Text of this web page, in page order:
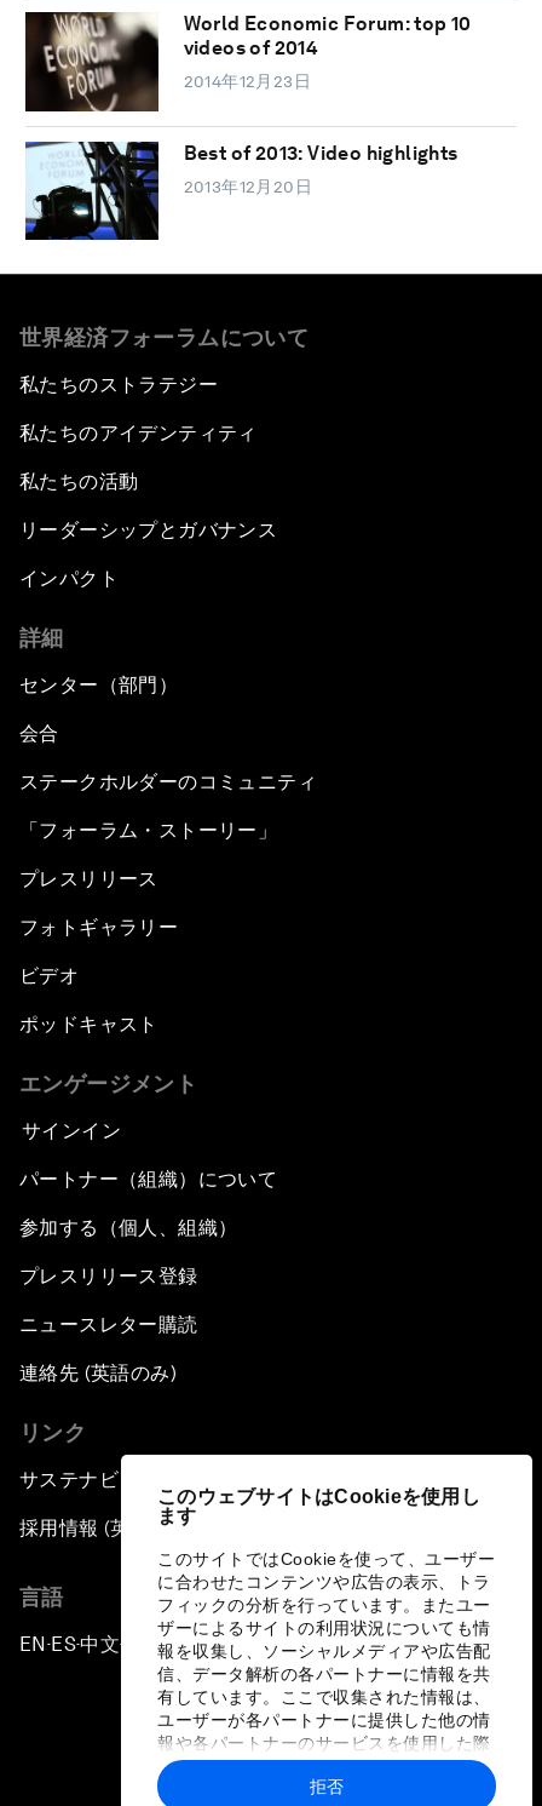
このウェブサイトはCookieを使用し
ます
このサイトではCookieを使って、ユーザー
に合わせたコンテンツや広告の表示、トラ
フィックの分析を行っています。またユー
ザーによるサイトの利用状況についても情
報を収集し、ソーシャルメディアや広告配
信、データ解析の各パートナーに情報を共
有しています。ここで収集された情報は、
ユーザーが各パートナーに提供した他の情
報や各パートナーのサービスを使用した際
に収集された情報と組み合わされ、各パー
トナーによって使用されることがありま
拒否
World Economic Forum: top 10
videos of 2014
2014年12月23日
Best of 2013: Video highlights
2013年12月20日
世界経済フォーラムについて
私たちのストラテジー
私たちのアイデンティティ
私たちの活動
リーダーシップとガバナンス
インパクト
詳細
センター（部門）
会合
ステークホルダーのコミュニティ
「フォーラム・ストーリー」
プレスリリース
フォトギャラリー
ビデオ
ポッドキャスト
エンゲージメント
サインイン
パートナー（組織）について
参加する（個人、組織）
プレスリリース登録
ニュースレター購読
連絡先 (英語のみ)
リンク
サステナビリティへの取り組み
採用情報 (英語のみ)
言語
EN ▪ ES▪中文▪ 日本語